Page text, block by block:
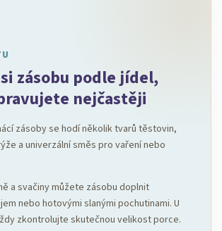
zásobu podle jídel,
nejčastěji
zásoby se hodí několik tvarů těstovin,
a univerzální směs pro vaření nebo
a svačiny můžete zásobu doplnit
nebo hotovými slanými pochutinami. U
zkontrolujte skutečnou velikost porce.